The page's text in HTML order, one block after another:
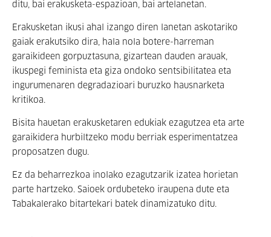
ditu, bai erakusketa-espazioan, bai artelanetan.
Erakusketan ikusi ahal izango diren lanetan askotariko
gaiak erakutsiko dira, hala nola botere-harreman
garaikideen gorpuztasuna, gizartean dauden arauak,
ikuspegi feminista eta giza ondoko sentsibilitatea eta
ingurumenaren degradazioari buruzko hausnarketa
kritikoa.
Bisita hauetan erakusketaren edukiak ezagutzea eta arte
garaikidera hurbiltzeko modu berriak esperimentatzea
proposatzen dugu.
Ez da beharrezkoa inolako ezagutzarik izatea horietan
parte hartzeko. Saioek ordubeteko iraupena dute eta
Tabakalerako bitartekari batek dinamizatuko ditu.